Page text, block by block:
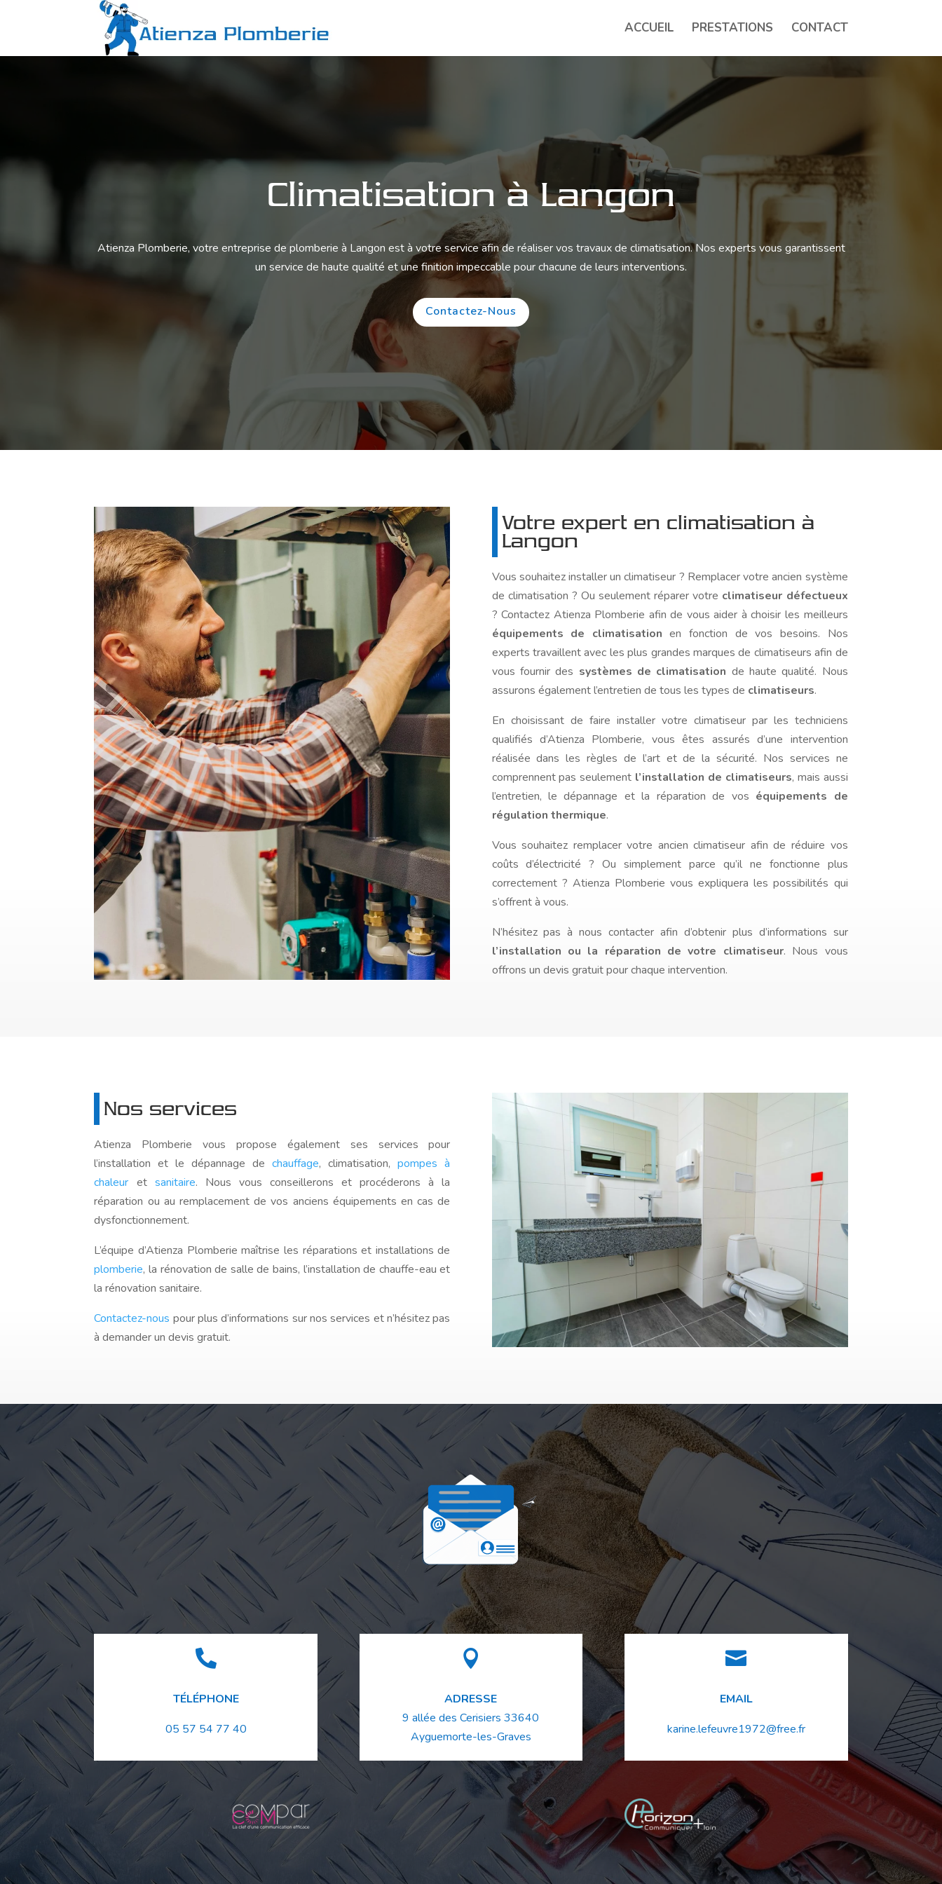
ACCUEIL PRESTATIONS CONTACT
Climatisation à Langon
Atienza Plomberie, votre entreprise de plomberie à Langon est à votre service afin de réaliser vos travaux de climatisation. Nos experts vous garantissent
un service de haute qualité et une finition impeccable pour chacune de leurs interventions.
Contactez-Nous
Votre expert en climatisation à
Langon
Vous souhaitez installer un climatiseur ? Remplacer votre ancien système
de climatisation ? Ou seulement réparer votre climatiseur défectueux
? Contactez Atienza Plomberie afin de vous aider à choisir les meilleurs
équipements de climatisation en fonction de vos besoins. Nos
experts travaillent avec les plus grandes marques de climatiseurs afin de
vous fournir des systèmes de climatisation de haute qualité. Nous
assurons également l’entretien de tous les types de climatiseurs.
En choisissant de faire installer votre climatiseur par les techniciens
qualifiés d’Atienza Plomberie, vous êtes assurés d’une intervention
réalisée dans les règles de l’art et de la sécurité. Nos services ne
comprennent pas seulement l’installation de climatiseurs, mais aussi
l’entretien, le dépannage et la réparation de vos équipements de
régulation thermique.
Vous souhaitez remplacer votre ancien climatiseur afin de réduire vos
coûts d’électricité ? Ou simplement parce qu’il ne fonctionne plus
correctement ? Atienza Plomberie vous expliquera les possibilités qui
s’offrent à vous.
N’hésitez pas à nous contacter afin d’obtenir plus d’informations sur
l’installation ou la réparation de votre climatiseur. Nous vous
offrons un devis gratuit pour chaque intervention.
Nos services
Atienza Plomberie vous propose également ses services pour
l’installation et le dépannage dechauffage, climatisation,pompes à
chaleur et sanitaire. Nous vous conseillerons et procéderons à la
réparation ou au remplacement de vos anciens équipements en cas de
dysfonctionnement.
L’équipe d’Atienza Plomberie maîtrise les réparations et installations de
plomberie, la rénovation de salle de bains, l’installation de chauffe-eau et
la rénovation sanitaire.
Contactez-nous pour plus d’informations sur nos services et n’hésitez pas
à demander un devis gratuit.

TÉLÉPHONE
05 57 54 77 40

ADRESSE
9 allée des Cerisiers33640
Ayguemorte-les-Graves

EMAIL
karine.lefeuvre1972@free.fr